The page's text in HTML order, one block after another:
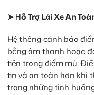
➤ Hỗ Trợ Lái Xe An
Hệ thống cảnh báo
bằng âm thanh hoặc
tiện trong điểm mù.
tin và an toàn hơn khi
trong những tình